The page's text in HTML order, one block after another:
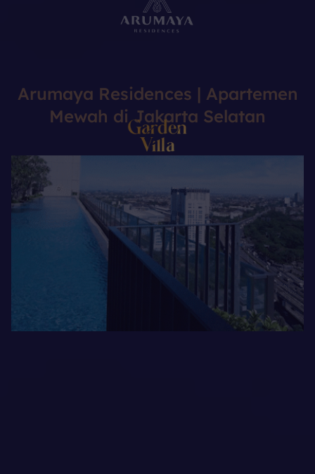
Arumaya Residences | Apartemen
Mewah di Jakarta Selatan